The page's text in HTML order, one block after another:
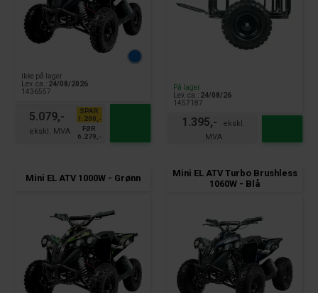
Ikke på lager
Lev. ca.: 24/08/2026
1436557
5.079,-
SPAR
1.200,-
FØR
6.279,-
På lager
Lev. ca.: 24/08/26
1457187
1.395,-
Mini EL ATV 1000W - Grønn
Mini EL ATV Turbo Brushless
1060W - Blå